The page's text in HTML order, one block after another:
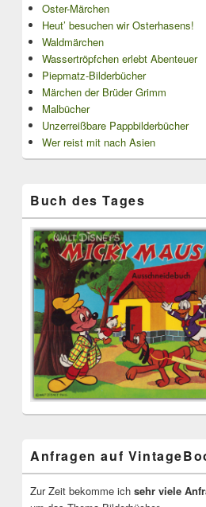
Oster-Märchen
Heut’ besuchen wir Osterhasens!
Waldmärchen
Wassertröpfchen erlebt Abenteuer
Piepmatz-Bilderbücher
Märchen der Brüder Grimm
Malbücher
Unzerreißbare Pappbilderbücher
Wer reist mit nach Asien
Buch des Tages
Anfragen auf
Zur Zeit bekomme ich sehr viele